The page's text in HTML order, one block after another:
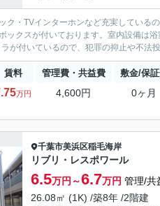
ク・TVインターホンなど充実している
ックスが付いております。室内設備は
が付いているので、犯罪の抑止や不法
賃料 管理費・共益費 敷金/保
万円 4,600円 0ヶ月
千葉市美浜区稲毛海岸
リブリ・レスポワール
6.5万円～6.7万円 管理/共
26.08㎡ (1K) /築8年 /2階建